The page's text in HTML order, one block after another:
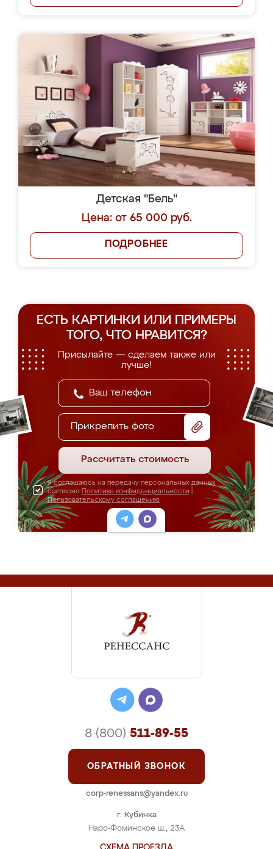
Детская "Бель"
Цена: от 65 000 руб.
ПОДРОБНЕЕ
ЕСТЬ КАРТИНКИ ИЛИ ПРИМЕРЫ
ТОГО, ЧТО НРАВИТСЯ?
Присылайте — сделаем также или
лучше!
Прикрепить фото
Рассчитать стоимость
Я соглашаюсь на передачу персональных данных
согласно Политике конфиденциальности
Пользовательскому соглашению
г. Кубинка
Наро-Фоминское ш., 23А
8 (800) 511-89-55
ОБРАТНЫЙ ЗВОНОК
corp-renessans@yandex.ru